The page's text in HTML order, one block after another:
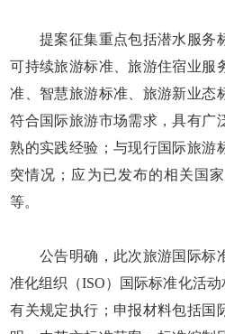
提案征集重点包括潜水服务标
可持续旅游标准、旅游住宿业服
准、智慧旅游标准、旅游新业态
符合国际旅游市场需求，具有广
熟的实践经验；与现行国际旅游
突情况；应为已发布的相关国
等。
公告明确，此次旅游国际标
准化组织（ISO）国际标准化活
有关规定执行；申报材料包括国